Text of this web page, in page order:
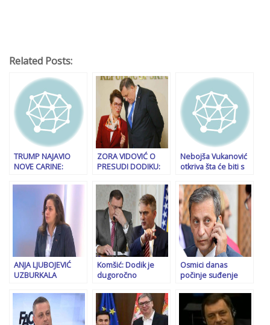
Related Posts:
TRUMP NAJAVIO
NOVE CARINE:
BRICS-a ako
pokušaju ugroziti…
ZORA VIDOVIĆ O
PRESUDI DODIKU:
ima plan A i plan B”
Nebojša Vukanović
otkriva šta će biti s
će oružje, sam
priznao da je kriv!“
ANJA LJUBOJEVIĆ
UZBURKALA
Federacija je
partner i podrška
RS-u u cijeloj
Komšić: Dodik je
dugoročno
Osmici danas
počinje suđenje
Ovo će mu biti
strategija odbrane